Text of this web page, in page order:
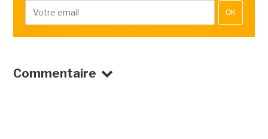
OK
Commentaire